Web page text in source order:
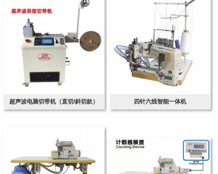
超声波电脑切带机（直切/斜切款） 四针六线智能一体机